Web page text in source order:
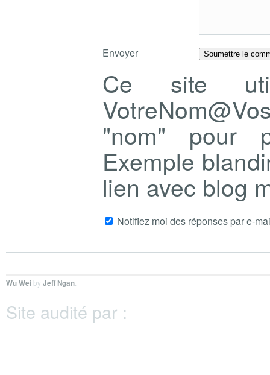
Envoyer
Ce site
"nom" pour
Exemple
lien avec blog
Notifiez moi des réponses par e-
Wu Wei by Jeff Ngan
Site audité par :